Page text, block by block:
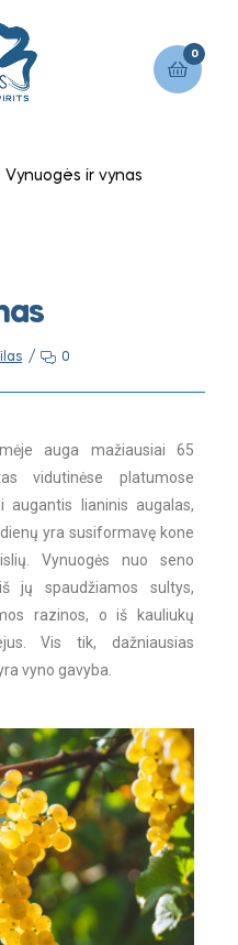
0
Vynuogės ir vynas
0
auga mažiausiai 65
vidutinėse platumose
augantis lianinis augalas,
yra susiformavę kone
Vynuogės nuo seno
jų spaudžiamos sultys,
razinos, o iš kauliukų
Vis tik, dažniausias
vyno gavyba.